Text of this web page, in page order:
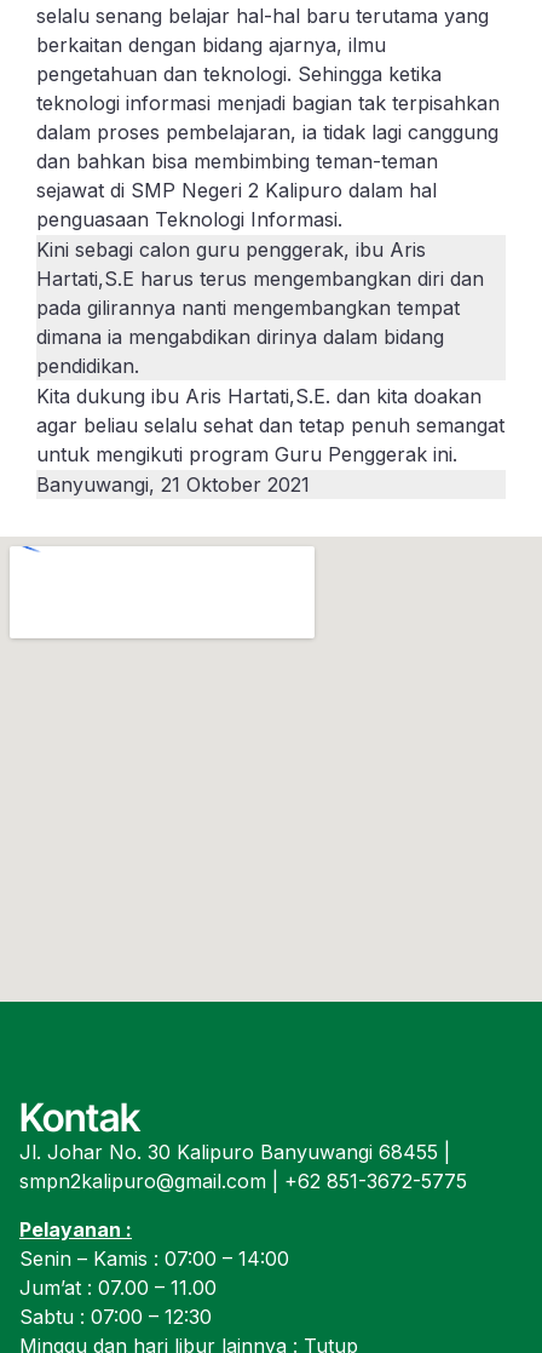
selalu senang belajar hal-hal baru terutama yang
berkaitan dengan bidang ajarnya, ilmu
pengetahuan dan teknologi. Sehingga ketika
teknologi informasi menjadi bagian tak terpisahkan
dalam proses pembelajaran, ia tidak lagi canggung
dan bahkan bisa membimbing teman-teman
sejawat di SMP Negeri 2 Kalipuro dalam hal
penguasaan Teknologi Informasi.
Kini sebagi calon guru penggerak, ibu Aris
Hartati,S.E harus terus mengembangkan diri dan
pada gilirannya nanti mengembangkan tempat
dimana ia mengabdikan dirinya dalam bidang
pendidikan.
Kita dukung ibu Aris Hartati,S.E. dan kita doakan
agar beliau selalu sehat dan tetap penuh semangat
untuk mengikuti program Guru Penggerak ini.
Banyuwangi, 21 Oktober 2021
Kontak
Jl. Johar No. 30 Kalipuro Banyuwangi 68455 |
smpn2kalipuro@gmail.com | +62 851-3672-5775
Pelayanan :
Senin – Kamis : 07:00 – 14:00
Jum’at : 07.00 – 11.00
Sabtu : 07:00 – 12:30
Minggu dan hari libur lainnya : Tutup